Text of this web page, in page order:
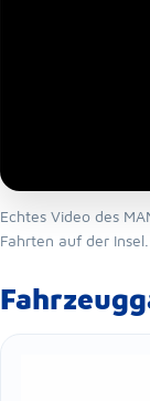
Echtes Video des
Fahrten auf der Insel.